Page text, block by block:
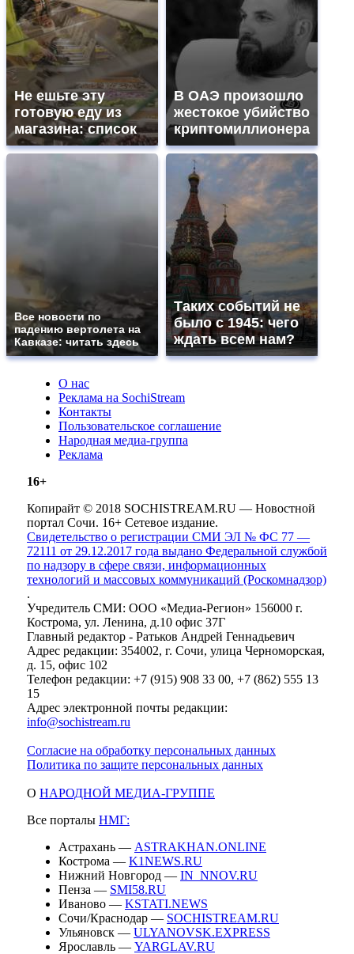
Не ешьте эту
готовую еду из
магазина: список
В ОАЭ произошло
жестокое убийство
криптомиллионера
Все новости по
падению вертолета на
Кавказе: читать здесь
Таких событий не
было с 1945: чего
ждать всем нам?
О нас
Реклама на SochiStream
Контакты
Пользовательское соглашение
Народная медиа-группа
Реклама
16+
Копирайт © 2018 SOCHISTREAM.RU — Новостной
портал Сочи. 16+ Сетевое издание.
Свидетельство о регистрации СМИ ЭЛ № ФС 77 —
72111 от 29.12.2017 года выдано Федеральной службой
по надзору в сфере связи, информационных
технологий и массовых коммуникаций (Роскомнадзор)
.
Учредитель СМИ: ООО «Медиа-Регион» 156000 г.
Кострома, ул. Ленина, д.10 офис 37Г
Главный редактор - Ратьков Андрей Геннадьевич
Адрес редакции: 354002, г. Сочи, улица Черноморская,
д. 15, офис 102
Телефон редакции: +7 (915) 908 33 00, +7 (862) 555 13
15
Адрес электронной почты редакции:
info@sochistream.ru
Согласие на обработку персональных данных
Политика по защите персональных данных
О НАРОДНОЙ МЕДИА-ГРУППЕ
Все порталы НМГ:
Астрахань — ASTRAKHAN.ONLINE
Кострома — K1NEWS.RU
Нижний Новгород — IN_NNOV.RU
Пенза — SMI58.RU
Иваново — KSTATI.NEWS
Сочи/Краснодар — SOCHISTREAM.RU
Ульяновск — ULYANOVSK.EXPRESS
Ярославль — YARGLAV.RU